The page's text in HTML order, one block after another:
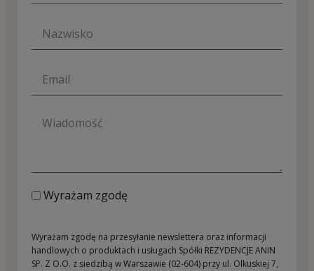
Wyrażam zgodę
Wyrażam zgodę na przesyłanie newslettera oraz informacji
handlowych o produktach i usługach Spółki REZYDENCJE ANIN
SP. Z O.O. z siedzibą w Warszawie (02-604) przy ul. Olkuskiej 7,